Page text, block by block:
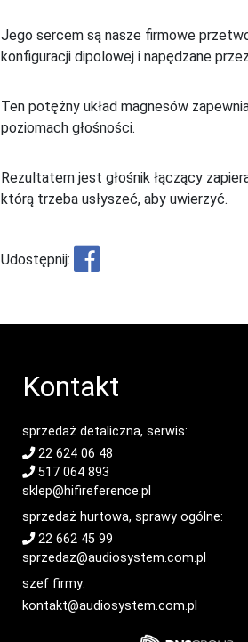
Jego sercem są nasze firmowe
konfiguracji dipolowej i napędzane
Ten potężny układ magnesów
poziomach głośności.
Rezultatem jest głośnik łączący
którą trzeba usłyszeć, aby uwierzyć.
Udostępnij:
Kontakt
sprzedaż detaliczna, serwis:
22 624 06 48
517 064 893
sklep@hifireference.pl
sprzedaż hurtowa, sprawy ogólne:
22 662 45 99
sprzedaz@audiosystem.com.pl
szef firmy:
kontakt@audiosystem.com.pl